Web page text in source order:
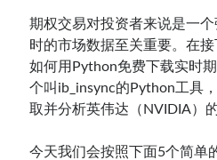
期权交易对投资者来说是一
时的市场数据至关重要。在
如何用Python免费下载实时
个叫ib_insync的Python工具
取并分析英伟达（NVIDIA）
今天我们会按照下面5个简单